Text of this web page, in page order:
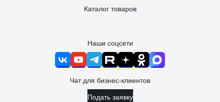
Каталог товаров
Наши соцсети
Чат для бизнес-клиентов
Подать заявку